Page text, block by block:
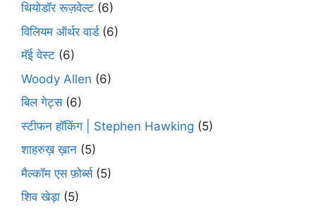
थियोडॉर रूज़वेल्ट (6)
विलियम ऑर्थर वार्ड(6)
मॅई वेस्ट (6)
Woody Allen (6)
बिल गेट्स(6)
स्टीफन हॉकिंग | Stephen Hawking (5)
शाहरुख़ ख़ान (5)
मैल्कॉम एस फ़ोर्ब्स(5)
शिव खेड़ा (5)